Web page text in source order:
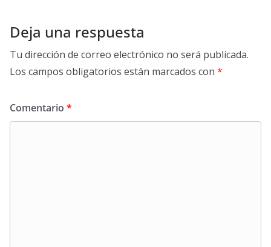
Deja una respuesta
Tu dirección de correo electrónico no será publicada.
Los campos obligatorios están marcados con *
Comentario *